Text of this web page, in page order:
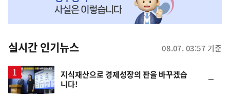
뉴
스
실시간 인기뉴스 08.07. 03:57 기준
지식재산으로 경제성장의 판을 바꾸겠습
니다!